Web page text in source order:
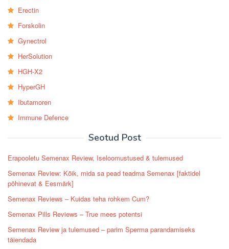
Erectin
Forskolin
Gynectrol
HerSolution
HGH-X2
HyperGH
Ibutamoren
Immune Defence
Seotud Post
Erapooletu Semenax Review, Iseloomustused & tulemused
Semenax Review: Kõik, mida sa pead teadma Semenax [faktidel
põhinevat & Eesmärk]
Semenax Reviews – Kuidas teha rohkem Cum?
Semenax Pills Reviews – True mees potentsi
Semenax Review ja tulemused – parim Sperma parandamiseks
täiendada